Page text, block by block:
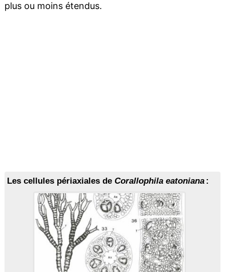
plus ou moins étendus.
Les cellules périaxiales de Corallophila eatoniana: